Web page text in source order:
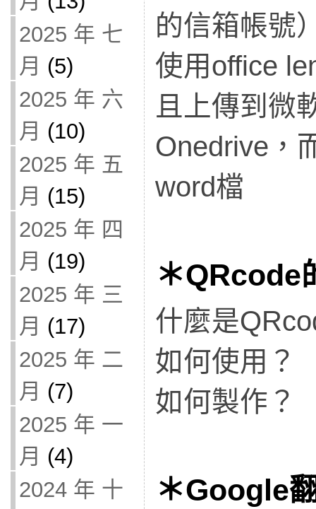
2025 年 七
月 (5)
2025 年 六
月 (10)
2025 年 五
月 (15)
2025 年 四
月 (19)
2025 年 三
月 (17)
2025 年 二
月 (7)
2025 年 一
月 (4)
2024 年 十
的信箱帳號
使用office
且上傳到微
Onedrive，
word檔
＊QRcode
什麼是
如何使用？
如何製作？
＊Google